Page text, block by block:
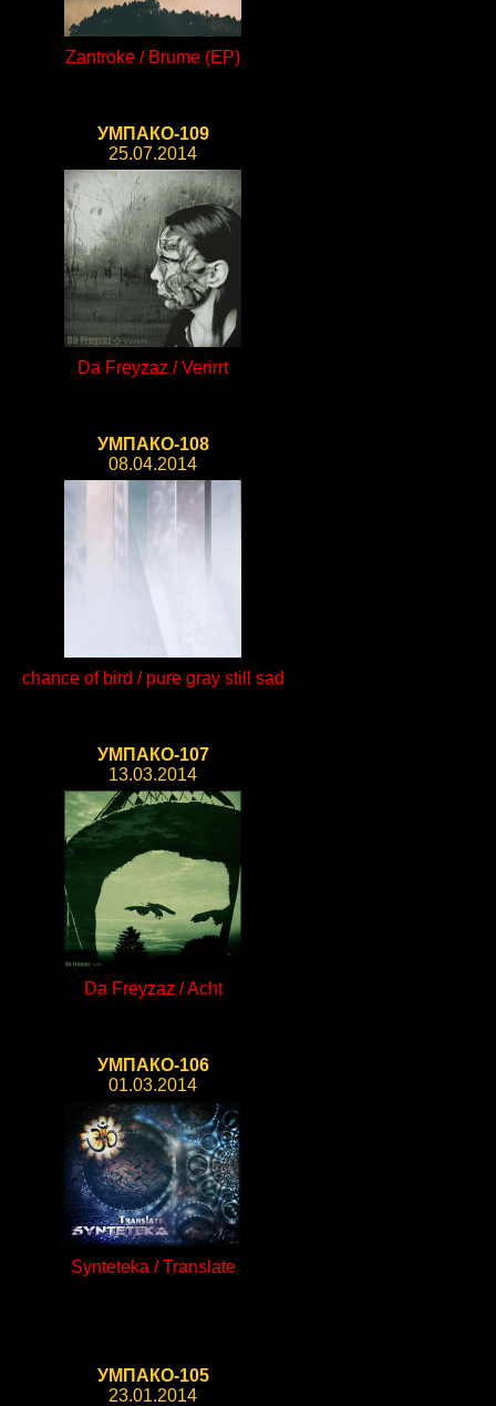
Zantroke / Brume (EP)
УМПАКО-109
25.07.2014
Da Freyzaz / Verirrt
УМПАКО-108
08.04.2014
chance of bird / pure gray still sad
УМПАКО-107
13.03.2014
Da Freyzaz / Acht
УМПАКО-106
01.03.2014
Synteteka / Translate
УМПАКО-105
23.01.2014